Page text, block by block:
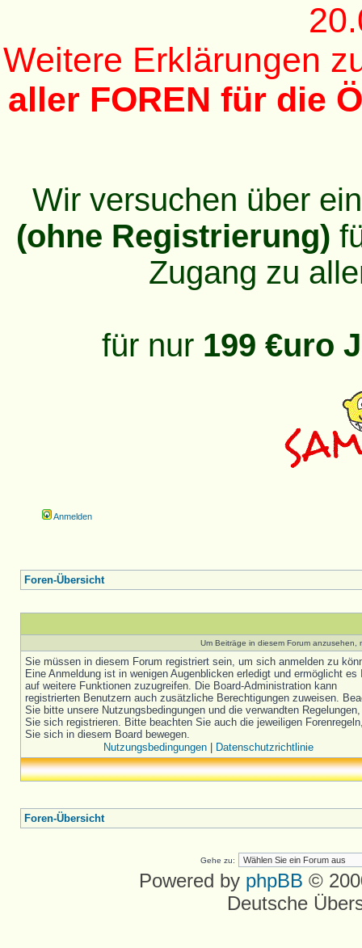
Weitere Erklärungen
aller FOREN für die
Wir versuchen über
(ohne Registrierung)
Zugang zu
für nur 199 €uro
Anmelden
Foren-Übersicht
Um Beiträge in diesem Forum
Sie müssen in diesem Forum registriert sein, um sich anmelden zu
Eine Anmeldung ist in wenigen Augenblicken erledigt und ermöglicht es
auf weitere Funktionen zuzugreifen. Die Board-Administration kann
registrierten Benutzern auch zusätzliche Berechtigungen zuweisen.
Sie bitte unsere Nutzungsbedingungen und die verwandten
Sie sich registrieren. Bitte beachten Sie auch die jeweiligen
Sie sich in diesem Board bewegen.
Nutzungsbedingungen| Datenschutzrichtlinie
Foren-Übersicht
Gehe zu:
Powered by phpBB ©
Deutsche